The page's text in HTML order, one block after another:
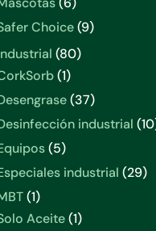
productos
Choice 99
8080
11
producto
3737
productos
industrial 10
55
productos
industrial 2929
11
producto
Aceite 11